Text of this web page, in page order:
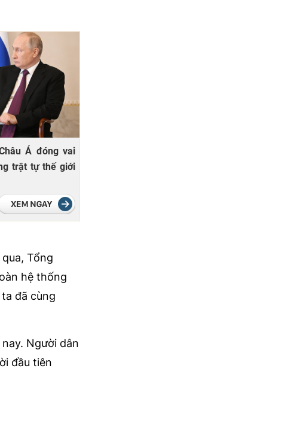
Á đóng vai
trật tự thế giới
Tổng
hệ thống
đã cùng
Người dân
đầu tiên